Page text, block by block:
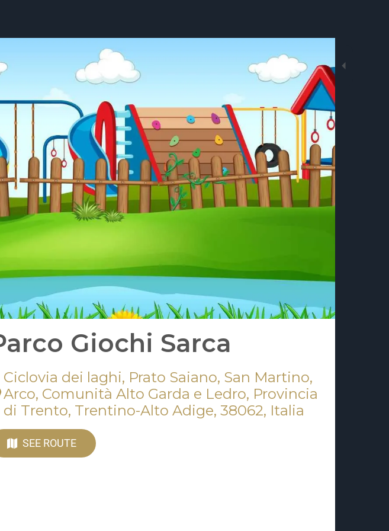
Giochi Sarca
Ciclovia dei laghi, Prato Saiano, San Martino,
Arco, Comunità Alto Garda e Ledro, Provincia
di Trento, Trentino-Alto Adige, 38062, Italia
SEE ROUTE